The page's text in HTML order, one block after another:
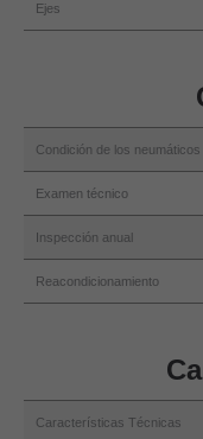
Ejes
Condición de los neumáticos
Examen técnico
Inspección anual
Reacondicionamiento
Características Técnicas